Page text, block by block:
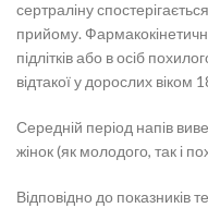
сертраліну
прийому.
підлітків або в осіб
відтакої у дорослих віком
Середній період напів
жінок (як молодого, так і
Відповідно до показників